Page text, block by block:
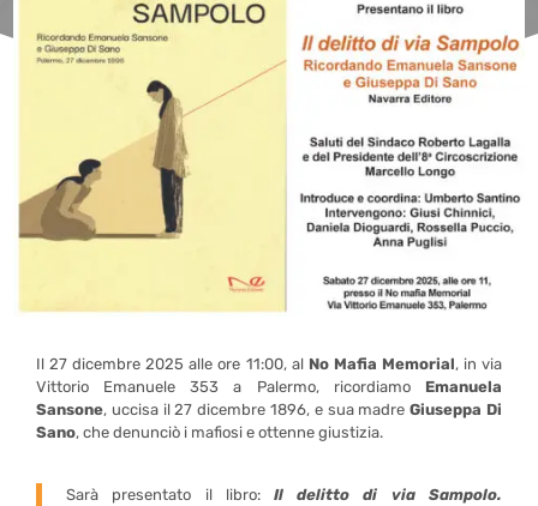
Il 27 dicembre 2025 alle ore 11:00, al No Mafia Memorial, in via
Vittorio Emanuele 353 a Palermo, ricordiamo Emanuela
Sansone, uccisa il 27 dicembre 1896, e sua madreGiuseppa Di
Sano, che denunciò i mafiosi e ottenne giustizia.
Sarà presentato il libro:
Il delitto di via Sampolo.